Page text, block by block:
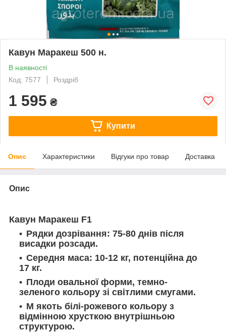
Кавун Маракеш 500 н.
В наявності
Код: 7577
Роздріб
1 595 ₴
Купити
Опис Характеристики Відгуки про товар Доставка
Опис
Кавун Маракеш F1
Рядки дозрівання: 75-80 днів після
висадки розсади.
Середня маса: 10-12 кг, потенційна до
17 кг.
Плоди овальної форми, темно-
зеленого кольору зі світлими смугами.
М якоть білі-рожевого кольору з
відмінною хрусткою внутрішньою
структурою.